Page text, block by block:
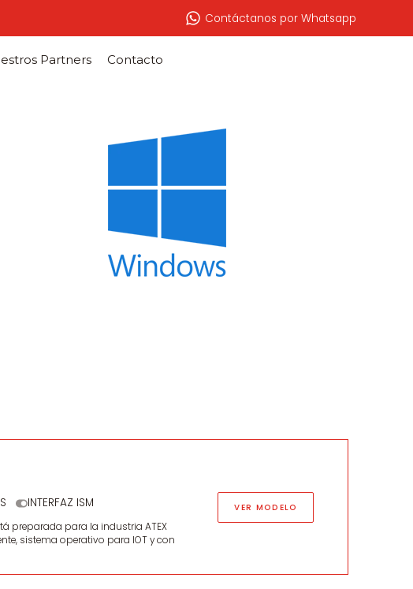
Contáctanos por Whatsapp
Partners Contacto
INTERFAZ ISM
preparada para la industria ATEX
sistema operativo para IOT y con
VER MODELO